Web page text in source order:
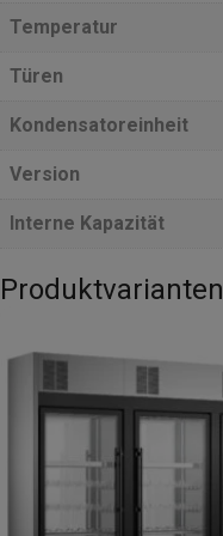
Temperatur
Türen
Kondensatoreinheit
Version
Interne Kapazität
Produktvarianten